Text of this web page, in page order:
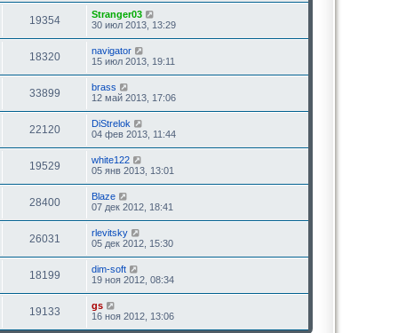
19354
Stranger03
30 июл 2013, 13:29
18320
navigator
15 июл 2013, 19:11
33899
brass
12 май 2013, 17:06
22120
DiStrelok
04 фев 2013, 11:44
19529
white122
05 янв 2013, 13:01
28400
Blaze
07 дек 2012, 18:41
26031
rlevitsky
05 дек 2012, 15:30
18199
dim-soft
19 ноя 2012, 08:34
19133
gs
16 ноя 2012, 13:06